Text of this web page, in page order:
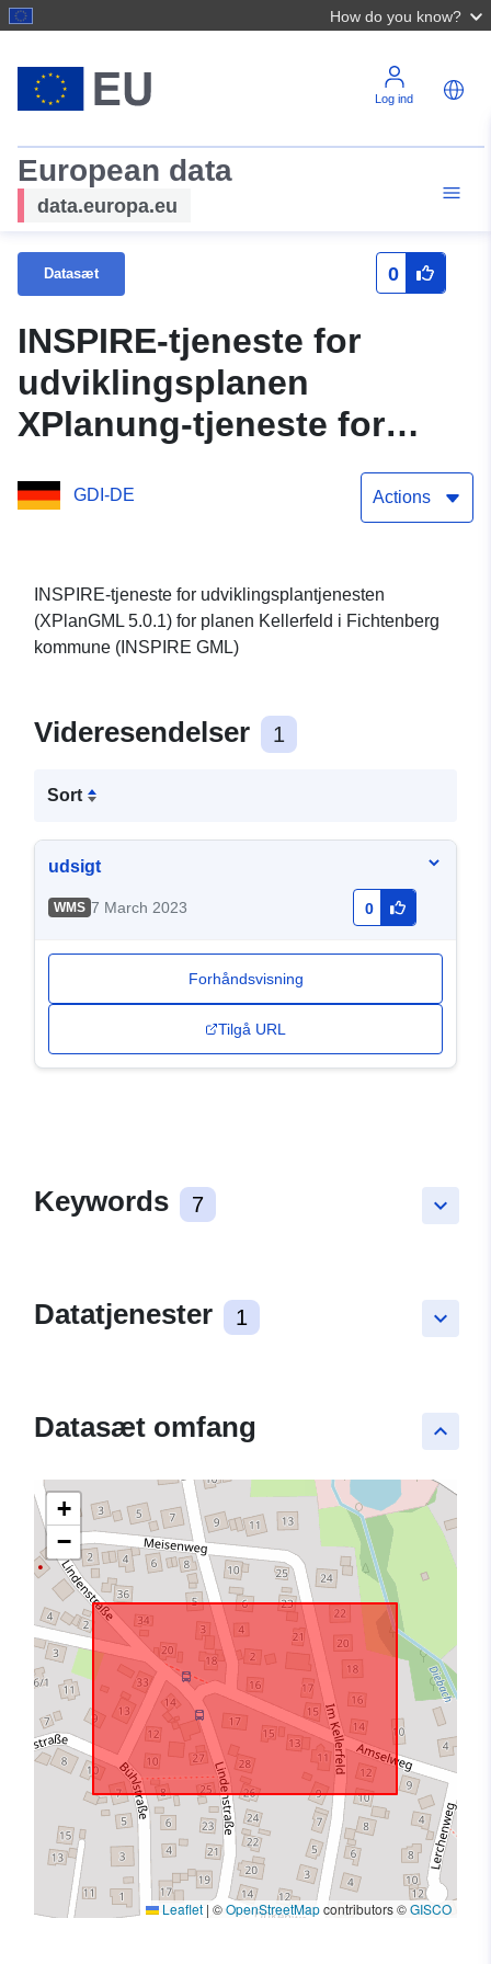
How do you know?
Log ind
European data
data.europa.eu
Datasæt 0
INSPIRE-tjeneste for
udviklingsplanen
XPlanung-tjeneste for
(XPlanGML 5.0.1) (INSPIRE
GDI-DE Actions
INSPIRE-tjeneste for udviklingsplantjenesten
(XPlanGML 5.0.1) for planen Kellerfeld i Fichtenberg
kommune (INSPIRE GML)
Videresendelser 1
Sort
udsigt
WMS 7 March 2023 0
Forhåndsvisning
Tilgå URL
keyboard_arrow_down
Keywords 7
keyboard_arrow_down
Datatjenester 1
keyboard_arrow_up
Datasæt omfang
+
−
Leaflet | ©OpenStreetMapcontributors ©GISCO